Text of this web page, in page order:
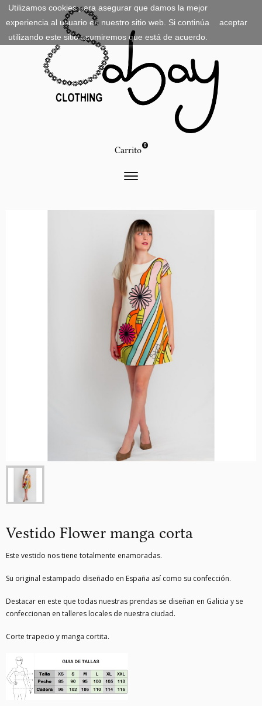
Utilizamos cookies para asegurar que damos la mejor
experiencia al usuario en nuestro sitio web. Si continúa
utilizando este sitio asumiremos que está de acuerdo.
aceptar
Carrito 0
Vestido Flower manga corta
Este vestido nos tiene totalmente enamoradas.
Su original estampado diseñado en España así como su confección.
Destacar en este que todas nuestras prendas se diseñan en Galicia y se
confeccionan en talleres locales de nuestra ciudad.
Corte trapecio y manga cortita.